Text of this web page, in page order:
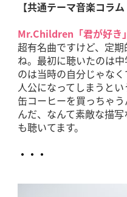
【共通テーマ音楽コラ
Mr.Children「君が好き」
超有名曲ですけど、定
ね。最初に聴いたのは
のは当時の自分じゃな
人公になってしまうと
缶コーヒーを買っちゃ
んだ、なんて素敵な描
も聴いてます。
・・・